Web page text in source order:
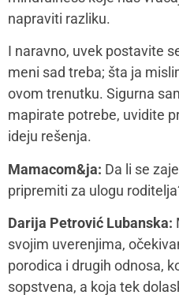
U ovoj fazi se postavljaju
kako komuniciramo jedni
družimo, postavljamo
sistema. Partneri se uče
rešavanju izazova,
važnosti zadataka
roditelja, usklađivanje,
adekvatna komunikacija,
dolazak novog člana
oboma odgovara. Ukoliko
preskočili ili nisu urađeni
i drugom partneru,